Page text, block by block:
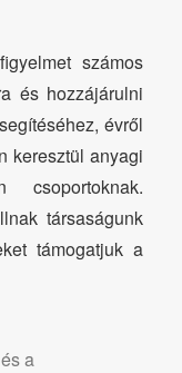
számos
és hozzájárulni
évről
keresztül anyagi
társaságunk
támogatjuk a
a